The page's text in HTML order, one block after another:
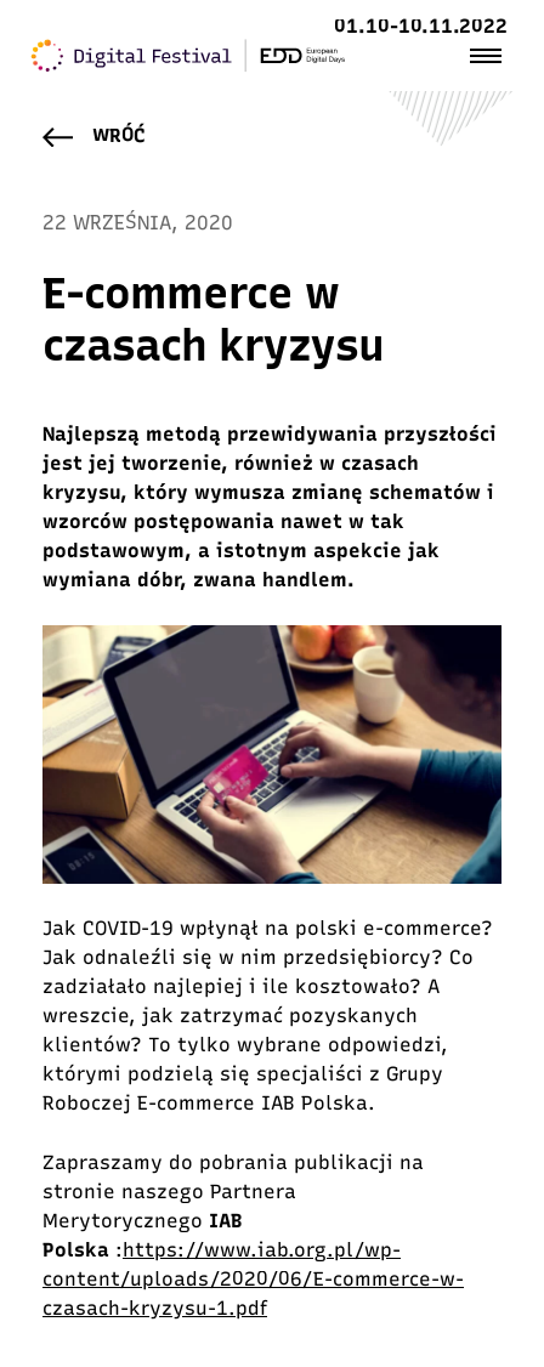
01.10-10.11.2022
WRÓĆ
22 WRZEŚNIA, 2020
E-commerce w
czasach kryzysu
Najlepszą metodą przewidywania przyszłości
jest jej tworzenie, również w czasach
kryzysu, który wymusza zmianę schematów i
wzorców postępowania nawet w tak
podstawowym, a istotnym aspekcie jak
wymiana dóbr, zwana handlem.
Jak COVID-19 wpłynął na polski e-commerce?
Jak odnaleźli się w nim przedsiębiorcy? Co
zadziałało najlepiej i ile kosztowało? A
wreszcie, jak zatrzymać pozyskanych
klientów? To tylko wybrane odpowiedzi,
którymi podzielą się specjaliści z Grupy
Roboczej E-commerce IAB Polska.
Zapraszamy do pobrania publikacji na
stronie naszego Partnera
Merytorycznego IAB
Polska :https://www.iab.org.pl/wp-
content/uploads/2020/06/E-commerce-w-
czasach-kryzysu-1.pdf